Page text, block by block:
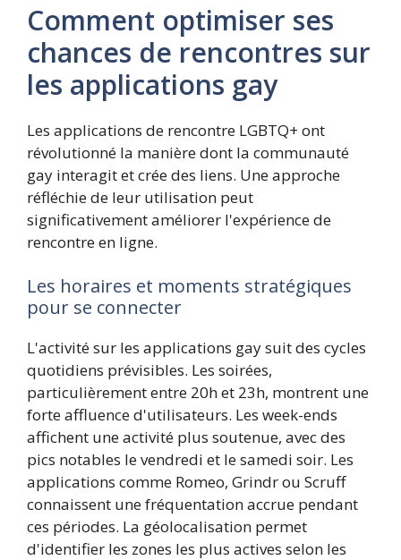
Comment optimiser ses
chances de rencontres sur
les applications gay
Les applications de rencontre LGBTQ+ ont
révolutionné la manière dont la communauté
gay interagit et crée des liens. Une approche
réfléchie de leur utilisation peut
significativement améliorer l'expérience de
rencontre en ligne.
Les horaires et moments stratégiques
pour se connecter
L'activité sur les applications gay suit des cycles
quotidiens prévisibles. Les soirées,
particulièrement entre 20h et 23h, montrent une
forte affluence d'utilisateurs. Les week-ends
affichent une activité plus soutenue, avec des
pics notables le vendredi et le samedi soir. Les
applications comme Romeo, Grindr ou Scruff
connaissent une fréquentation accrue pendant
ces périodes. La géolocalisation permet
d'identifier les zones les plus actives selon les